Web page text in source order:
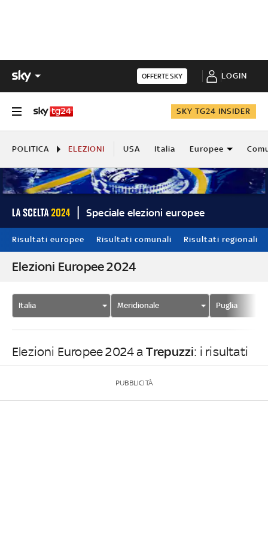
OFFERTE SKY LOGIN
SKY TG24 INSIDER
POLITICA ELEZIONI USA Italia Europee
Speciale elezioni europee
Risultati europee Risultati comunali Risultati regionali
Elezioni Europee 2024
Italia Meridionale Puglia
Elezioni Europee 2024 a Trepuzzi: i risultati
PUBBLICITÀ